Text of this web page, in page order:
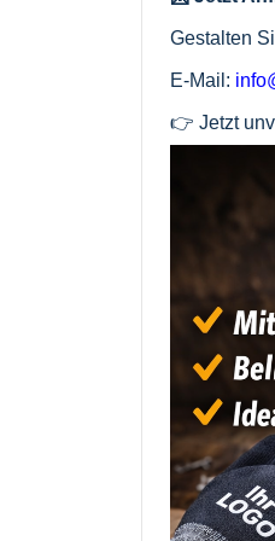
Gestalten
E-Mail:
👉 Jetzt